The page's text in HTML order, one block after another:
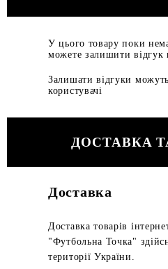
У цього товару поки
можете залишити
Залишати відгуки
користувачі
ДОСТАВКА
Доставка
Доставка товарів
"Футбольна Точка"
території України.